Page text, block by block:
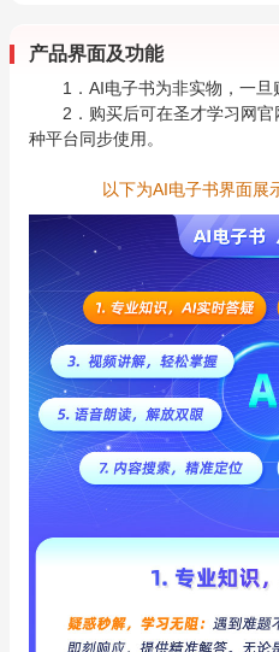
产品界面及功能
1．AI电子书为非实物，一旦
2．购买后可在圣才学习网
种平台同步使用。
以下为AI电子书界面展